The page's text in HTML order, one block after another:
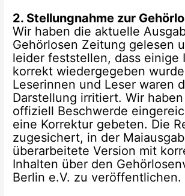
2. Stellungnahme zur
Wir haben die aktuelle
Gehörlosen Zeitung gelesen
leider feststellen, dass einige
korrekt wiedergegeben
Leserinnen und Leser waren
Darstellung irritiert. Wir
offiziell Beschwerde
eine Korrektur gebeten. Die
zugesichert, in der
überarbeitete Version mit
Inhalten über den
Berlin e.V. zu veröffentlichen.